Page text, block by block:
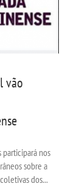
vão
participará nos
sobre a
dos...